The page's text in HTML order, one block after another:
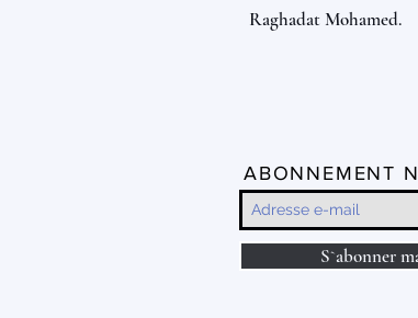
Raghadat Mohamed.
ABONNEMENT
S`abonner